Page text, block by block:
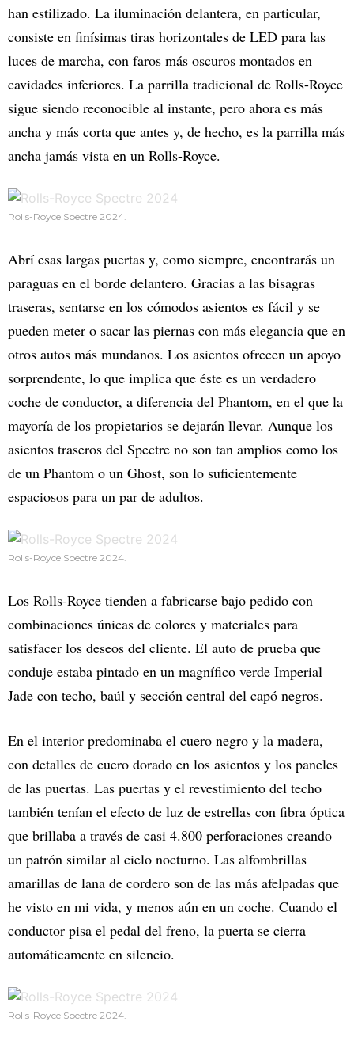
han estilizado. La iluminación delantera, en particular,
consiste en finísimas tiras horizontales de LED para las
luces de marcha, con faros más oscuros montados en
cavidades inferiores. La parrilla tradicional de Rolls-Royce
sigue siendo reconocible al instante, pero ahora es más
ancha y más corta que antes y, de hecho, es la parrilla más
ancha jamás vista en un Rolls-Royce.
Rolls-Royce Spectre 2024.
Abrí esas largas puertas y, como siempre, encontrarás un
paraguas en el borde delantero. Gracias a las bisagras
traseras, sentarse en los cómodos asientos es fácil y se
pueden meter o sacar las piernas con más elegancia que en
otros autos más mundanos. Los asientos ofrecen un apoyo
sorprendente, lo que implica que éste es un verdadero
coche de conductor, a diferencia del Phantom, en el que la
mayoría de los propietarios se dejarán llevar. Aunque los
asientos traseros del Spectre no son tan amplios como los
de un Phantom o un Ghost, son lo suficientemente
espaciosos para un par de adultos.
Rolls-Royce Spectre 2024.
Los Rolls-Royce tienden a fabricarse bajo pedido con
combinaciones únicas de colores y materiales para
satisfacer los deseos del cliente. El auto de prueba que
conduje estaba pintado en un magnífico verde Imperial
Jade con techo, baúl y sección central del capó negros.
En el interior predominaba el cuero negro y la madera,
con detalles de cuero dorado en los asientos y los paneles
de las puertas. Las puertas y el revestimiento del techo
también tenían el efecto de luz de estrellas con fibra óptica
que brillaba a través de casi 4.800 perforaciones creando
un patrón similar al cielo nocturno. Las alfombrillas
amarillas de lana de cordero son de las más afelpadas que
he visto en mi vida, y menos aún en un coche. Cuando el
conductor pisa el pedal del freno, la puerta se cierra
automáticamente en silencio.
Rolls-Royce Spectre 2024.